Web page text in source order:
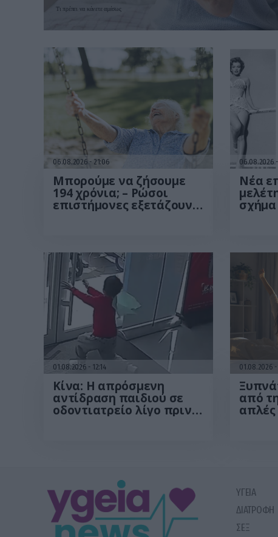
Τι πρέπει να κάνετε αμέσως
06.08.2026 21:06
Μπορούμε να ζήσουμε
194 χρόνια; – Ρώσοι
επιστήμονες εξετάζουν
06.08.2026
Νέα
σχήμα
01.08.2026 12:14
Κίνα: Η απρόσμενη
αντίδραση παιδιού σε
οδοντιατρείο λίγο πριν
01.08.2026
από
απλές
ΥΓΕΙΑ
ΔΙΑΤΡΟΦΗ
ΣΕΞ